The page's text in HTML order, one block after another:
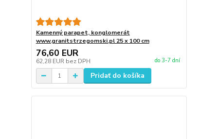
Kamenný parapet, konglomerát
www.granitstrzegomski.pl 25 x 100 cm
76,60 EUR
62,28 EUR bez DPH do 3-7 dní
Pridať do košíka